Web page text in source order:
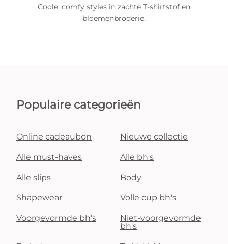
Coole, comfy styles in zachte T-shirtstof en
bloemenbroderie.
Populaire categorieën
Online cadeaubon Nieuwe collectie
Alle must-haves Alle bh's
Alle slips Body
Shapewear Volle cup bh's
Voorgevormde bh's
Niet-voorgevormde
bh's